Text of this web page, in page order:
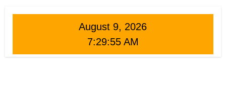
August 9, 2026
7:29:57 AM